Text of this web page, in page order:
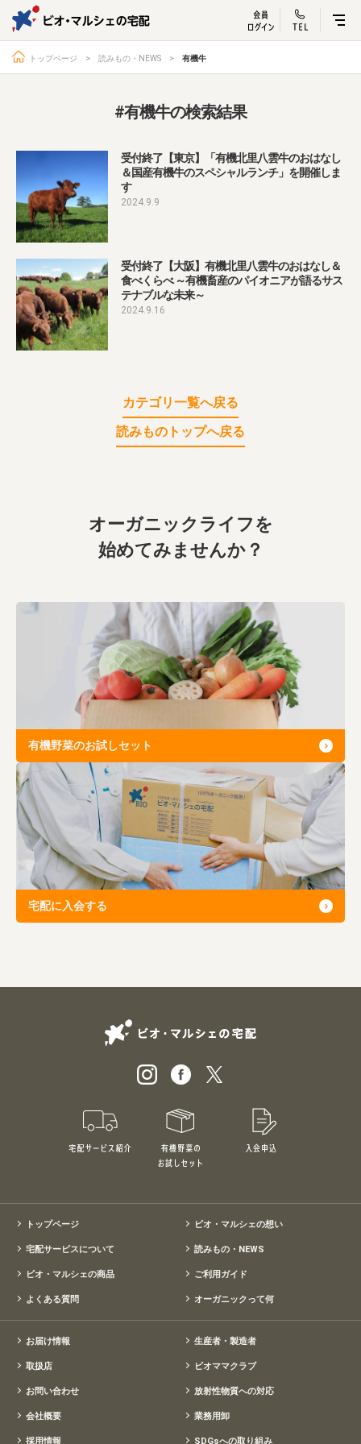
ビオ・マルシェ
宅配サービス紹介
トップページ ビオ・マルシェの想い
宅配サービスについて 読みもの・NEWS
ビオ・マルシェの商品
お届け情報 生産者・製造者
取扱店
お問い合わせ
トップページ 読みもの・NEWS 有機牛
#有機牛の検索結果
受付終了【東京】「有機北里八雲牛のおはなし
＆国産有機牛のスペシャルランチ」を開催しま
す
2024.9.9
受付終了【大阪】有機北里八雲牛のおはなし＆
食べくらべ ～有機畜産のパイオニアが語るサス
テナブルな未来～
2024.9.16
カテゴリ一覧へ戻る
読みものトップへ戻る
オーガニックライフを
始めてみませんか？
有機野菜のお試しセット
宅配に入会する
宅配サービス紹介 有機野菜のお試しセット
トップページ ビオ・マルシェの想い
宅配サービスについて 読みもの・NEWS
ビオ・マルシェの商品 ご利用ガイド
よくある質問 オーガニックって何
お届け情報 生産者・製造者
取扱店 ビオママクラブ
お問い合わせ 放射性物質への対応
会社概要 業務用卸
採用情報 SDGsへの取り組み